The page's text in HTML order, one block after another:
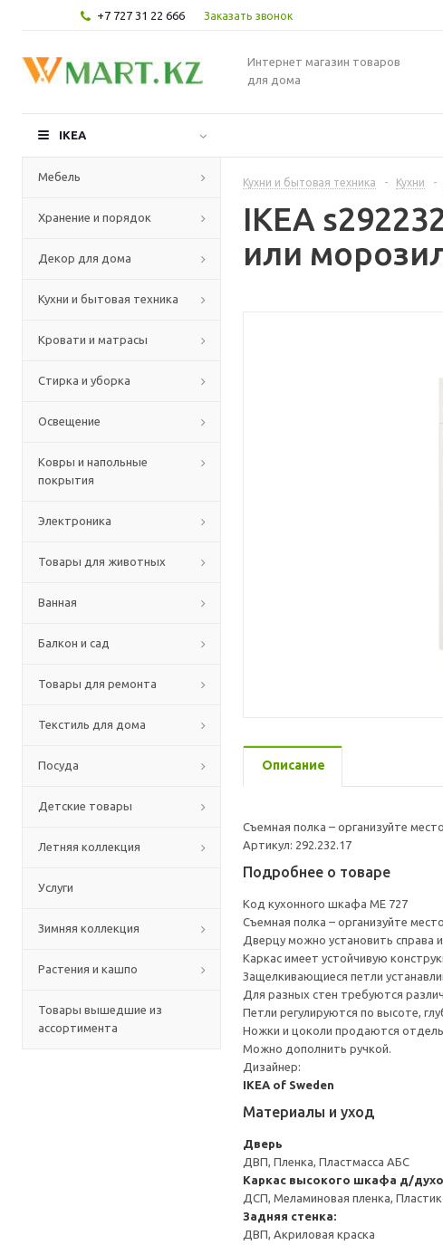
+7 727 31 22 666 Заказать звонок
Интернет магазин товаров
для дома
IKEA
Мебель
Хранение и порядок
Декор для дома
Кухни и бытовая техника
Кровати и матрасы
Стирка и уборка
Освещение
Ковры и напольные
покрытия
Электроника
Товары для животных
Ванная
Балкон и сад
Товары для ремонта
Текстиль для дома
Посуда
Детские товары
Летняя коллекция
Услуги
Зимняя коллекция
Растения и кашпо
Товары вышедшие из
ассортимента
Кухни и бытовая техника - Кухни -
IKEA
или
Описание
Съемная полка – организуйте
Артикул: 292.232.17
Подробнее о товаре
Код кухонного шкафа ME 727
Съемная полка – организуйте
Дверцу можно установить справа
Каркас имеет устойчивую
Защелкивающиеся петли
Для разных стен требуются
Петли регулируются по высоте,
Ножки и цоколи продаются
Можно дополнить ручкой.
Дизайнер:
IKEA of Sweden
Материалы и уход
Дверь
ДВП, Пленка, Пластмасса АБС
Каркас высокого шкафа д/
ДСП, Меламиновая пленка,
Задняя стенка:
ДВП, Акриловая краска